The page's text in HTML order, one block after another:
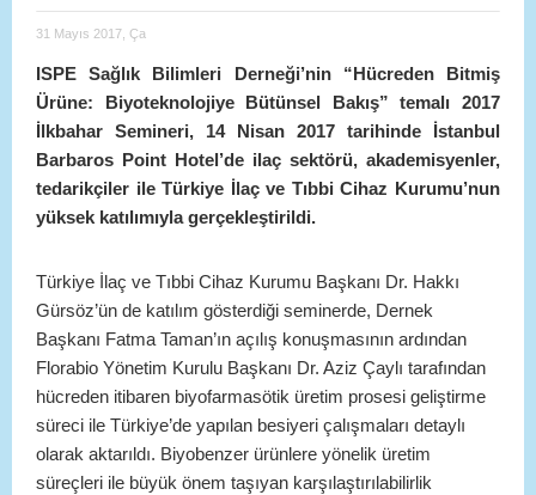
31 Mayıs 2017, Ça
ISPE Sağlık Bilimleri Derneği’nin “Hücreden Bitmiş
Ürüne: Biyoteknolojiye Bütünsel Bakış” temalı 2017
İlkbahar Semineri, 14 Nisan 2017 tarihinde İstanbul
Barbaros Point Hotel’de ilaç sektörü, akademisyenler,
tedarikçiler ile Türkiye İlaç ve Tıbbi Cihaz Kurumu’nun
yüksek katılımıyla gerçekleştirildi.
Türkiye İlaç ve Tıbbi Cihaz Kurumu Başkanı Dr. Hakkı
Gürsöz’ün de katılım gösterdiği seminerde, Dernek
Başkanı Fatma Taman’ın açılış konuşmasının ardından
Florabio Yönetim Kurulu Başkanı Dr. Aziz Çaylı tarafından
hücreden itibaren biyofarmasötik üretim prosesi geliştirme
süreci ile Türkiye’de yapılan besiyeri çalışmaları detaylı
olarak aktarıldı. Biyobenzer ürünlere yönelik üretim
süreçleri ile büyük önem taşıyan karşılaştırılabilirlik